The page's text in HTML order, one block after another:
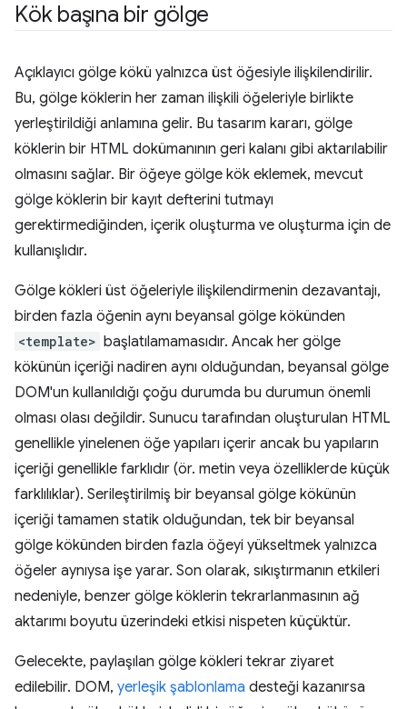
Kök başına bir gölge
Açıklayıcı gölge kökü yalnızca üst öğesiyle ilişkilendirilir.
Bu, gölge köklerin her zaman ilişkili öğeleriyle birlikte
yerleştirildiği anlamına gelir. Bu tasarım kararı, gölge
köklerin bir HTML dokümanının geri kalanı gibi aktarılabilir
olmasını sağlar. Bir öğeye gölge kök eklemek, mevcut
gölge köklerin bir kayıt defterini tutmayı
gerektirmediğinden, içerik oluşturma ve oluşturma için de
kullanışlıdır.
Gölge kökleri üst öğeleriyle ilişkilendirmenin dezavantajı,
birden fazla öğenin aynı beyansal gölge kökünden
<template> başlatılamamasıdır. Ancak her gölge
kökünün içeriği nadiren aynı olduğundan, beyansal gölge
DOM'un kullanıldığı çoğu durumda bu durumun önemli
olması olası değildir. Sunucu tarafından oluşturulan HTML
genellikle yinelenen öğe yapıları içerir ancak bu yapıların
içeriği genellikle farklıdır (ör. metin veya özelliklerde küçük
farklılıklar). Serileştirilmiş bir beyansal gölge kökünün
içeriği tamamen statik olduğundan, tek bir beyansal
gölge kökünden birden fazla öğeyi yükseltmek yalnızca
öğeler aynıysa işe yarar. Son olarak, sıkıştırmanın etkileri
nedeniyle, benzer gölge köklerin tekrarlanmasının ağ
aktarımı boyutu üzerindeki etkisi nispeten küçüktür.
Gelecekte, paylaşılan gölge kökleri tekrar ziyaret
edilebilir. DOM, yerleşik şablonlama desteği kazanırsa